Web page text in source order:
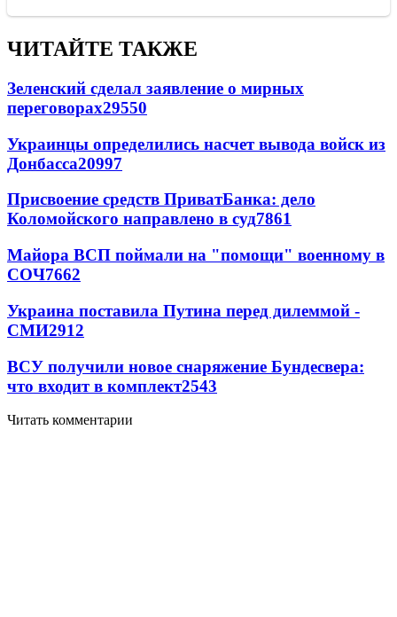
ЧИТАЙТЕ ТАКЖЕ
Зеленский сделал заявление о мирных
переговорах29550
Украинцы определились насчет вывода войск из
Донбасса20997
Присвоение средств ПриватБанка: дело
Коломойского направлено в суд7861
Майора ВСП поймали на "помощи" военному в
СОЧ7662
Украина поставила Путина перед дилеммой -
СМИ2912
ВСУ получили новое снаряжение Бундесвера:
что входит в комплект2543
Читать комментарии